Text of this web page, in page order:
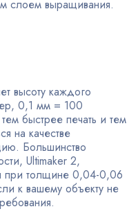
слоем выращивания.
высоту каждого
0,1 мм = 100
быстрее печать и тем
на качестве
Большинство
Ultimaker 2,
при толщине 0,04-0,06
к вашему объекту не